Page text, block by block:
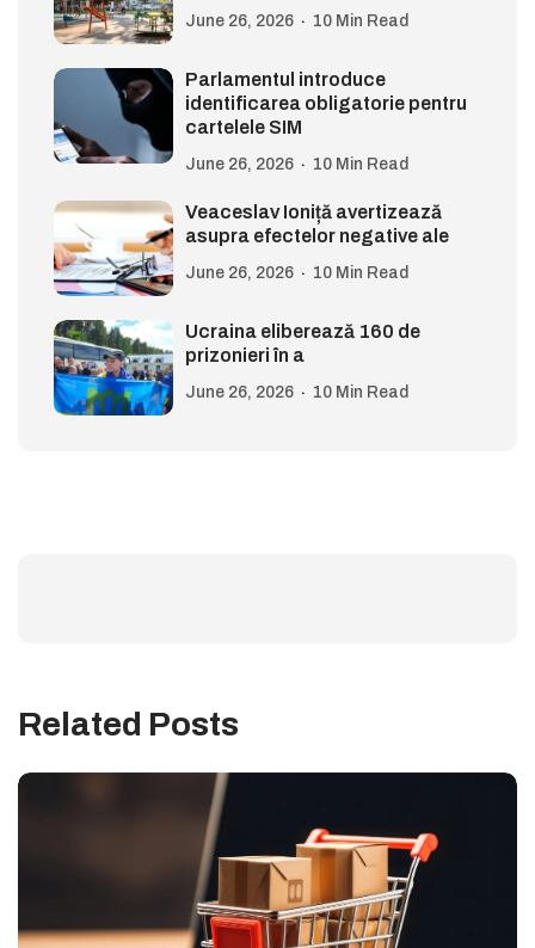
June 26, 2026 10 Min Read
Parlamentul introduce
identificarea obligatorie pentru
cartelele SIM
June 26, 2026 10 Min Read
Veaceslav Ioniță avertizează
asupra efectelor negative ale
June 26, 2026 10 Min Read
Ucraina eliberează 160 de
prizonieri în a
June 26, 2026 10 Min Read
Related Posts